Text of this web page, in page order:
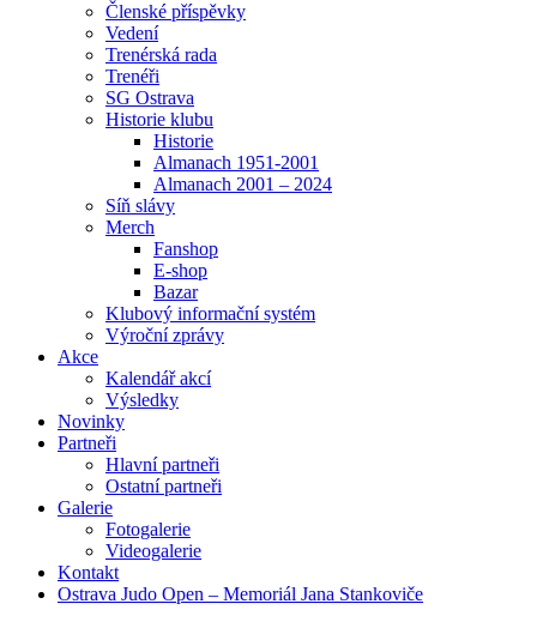
Členské příspěvky
Vedení
Trenérská rada
Trenéři
SG Ostrava
Historie klubu
Historie
Almanach 1951-2001
Almanach 2001 – 2024
Síň slávy
Merch
Fanshop
E-shop
Bazar
Klubový informační systém
Výroční zprávy
Akce
Kalendář akcí
Výsledky
Novinky
Partneři
Hlavní partneři
Ostatní partneři
Galerie
Fotogalerie
Videogalerie
Kontakt
Ostrava Judo Open – Memoriál Jana Stankoviče